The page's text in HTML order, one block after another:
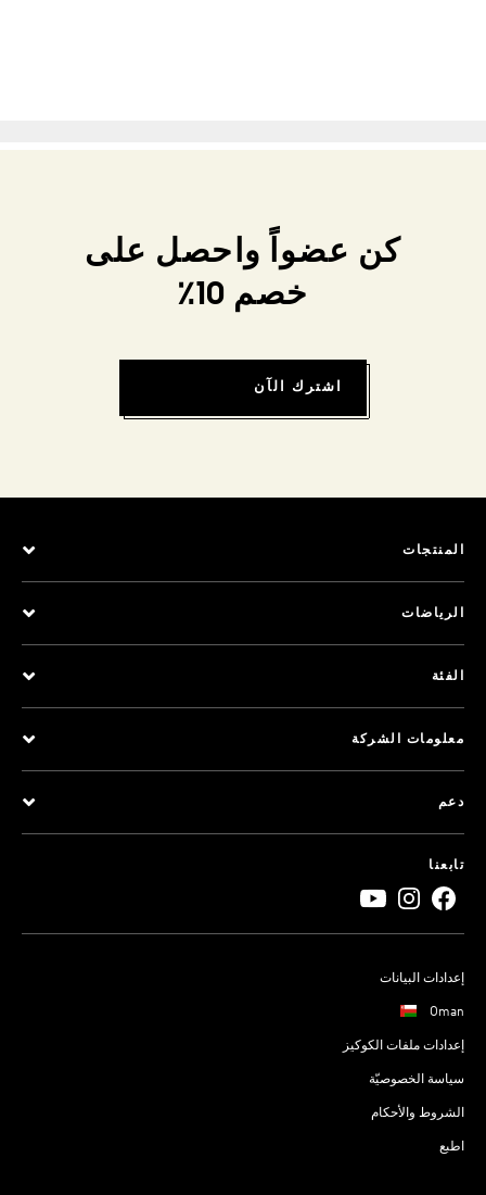
كن عضواً واحصل على
خصم 10٪
اشترك الآن
المنتجات
الرياضات
الفئة
معلومات الشركة
دعم
تابعنا
إعدادات البيانات
Oman
إعدادات ملفات الكوكيز
سياسة الخصوصيّة
الشروط والأحكام
اطبع